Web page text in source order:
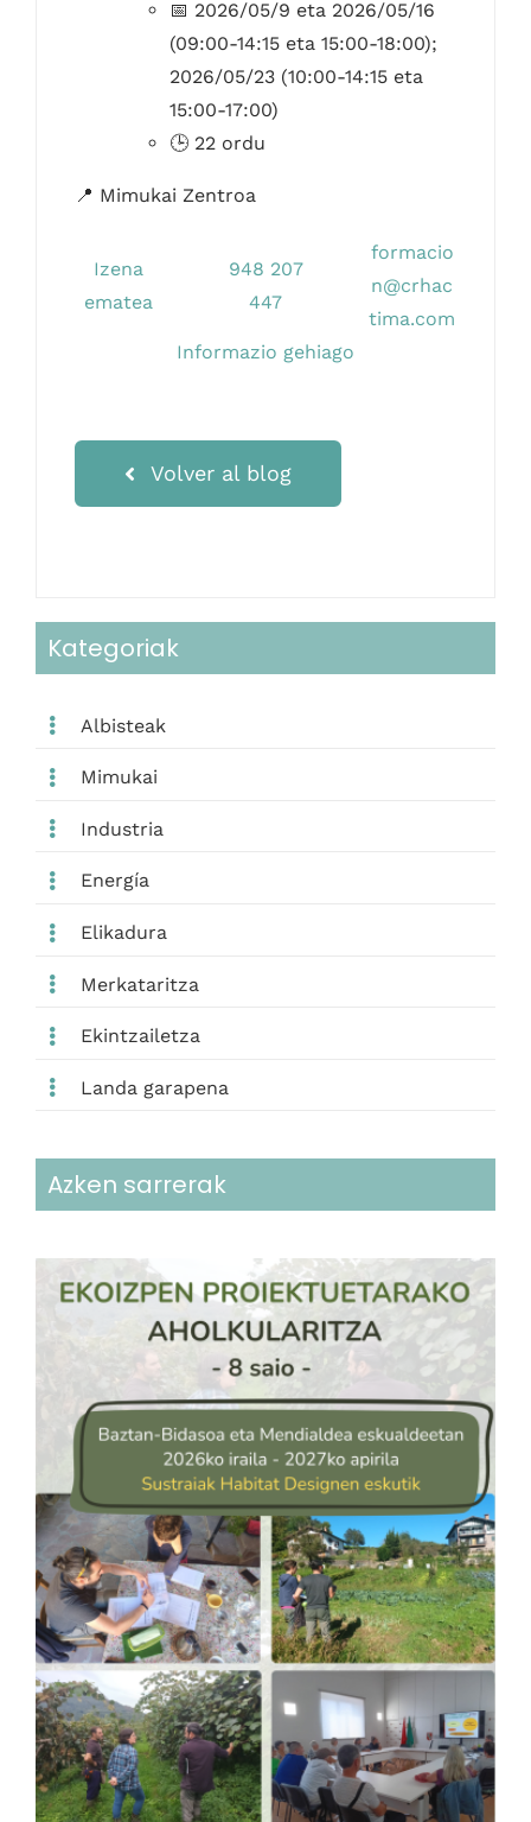
📅 2026/05/9 eta 2026/05/16
(09:00-14:15 eta 15:00-18:00);
2026/05/23 (10:00-14:15 eta
15:00-17:00)
🕒 22 ordu
📍 Mimukai Zentroa
Izena
ematea
948 207
447
formacio
n@crhac
tima.com
Informazio gehiago
Volver al blog
Kategoriak
Albisteak
Mimukai
Industria
Energía
Elikadura
Merkataritza
Ekintzailetza
Landa garapena
Azken sarrerak